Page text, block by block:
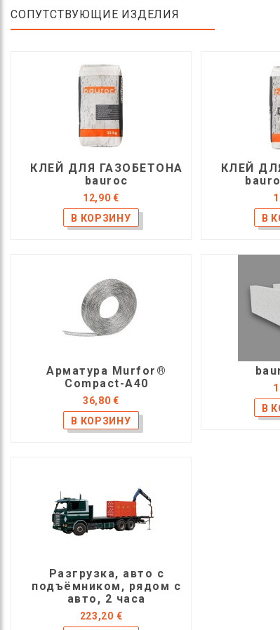
СОПУТСТВУЮЩИЕ ИЗДЕЛИЯ
КЛЕЙ ДЛЯ ГАЗОБЕТОНА
bauroc
12,90 €
КЛЕЙ
Арматура Murfor®
Compact-A40
36,80 €
Разгрузка, авто с
подъёмником, рядом с
авто, 2 часа
223,20 €